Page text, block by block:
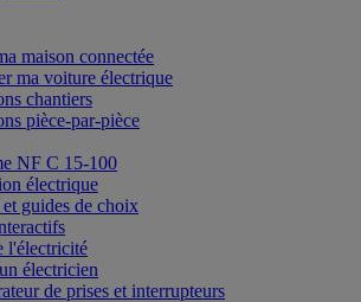
maison connectée
ma voiture électrique
chantiers
pièce-par-pièce
NF C 15-100
électrique
guides de choix
l'électricité
électricien
de prises et interrupteurs